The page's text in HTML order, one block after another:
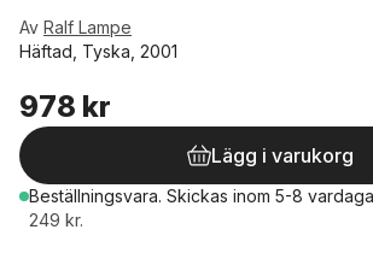
Av Ralf Lampe
Häftad, Tyska, 2001
978 kr
Lägg i varukorg
Beställningsvara. Skickas inom 5-8
249 kr.